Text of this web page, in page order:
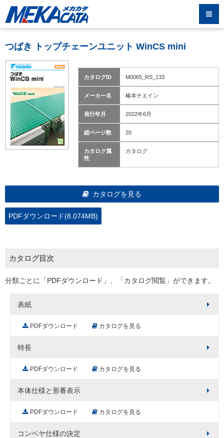
つばき トップチェーンユニット WinCS mini
カタログID M0065_RS_133
メーカー名 椿本チエイン
発行年月 2022年6月
総ページ数 20
カタログ属
性
カタログ
カタログを見る
PDFダウンロード(8.074MB)
カタログ目次
分類ごとに「PDFダウンロード」、「カタログ閲覧」ができます。
表紙
PDFダウンロード カタログを見る
特長
PDFダウンロード カタログを見る
本体仕様と形番表示
PDFダウンロード カタログを見る
コンベヤ仕様の決定